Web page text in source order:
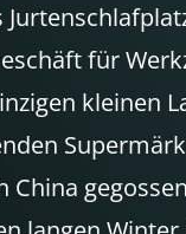
für
kleinen
China